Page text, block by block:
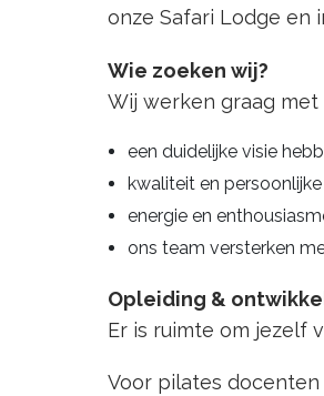
onze Safari Lodge en
Wie zoeken wij?
Wij werken graag met
een duidelijke visie
kwaliteit en
energie en
ons team versterken
Opleiding &
Er is ruimte om jezelf
Voor pilates